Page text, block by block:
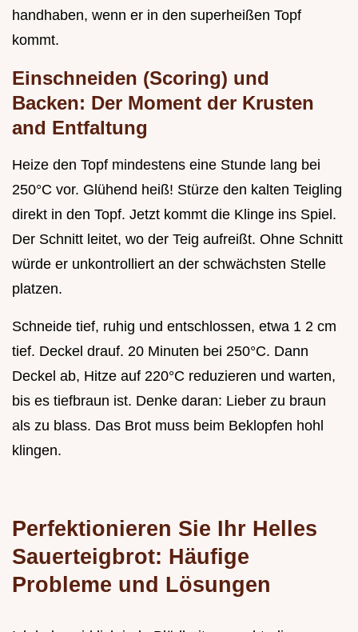
handhaben, wenn er in den superheißen Topf
kommt.
Einschneiden (Scoring) und
Backen: Der Moment der Krusten
and Entfaltung
Heize den Topf mindestens eine Stunde lang bei
250°C vor. Glühend heiß! Stürze den kalten Teigling
direkt in den Topf. Jetzt kommt die Klinge ins Spiel.
Der Schnitt leitet, wo der Teig aufreißt. Ohne Schnitt
würde er unkontrolliert an der schwächsten Stelle
platzen.
Schneide tief, ruhig und entschlossen, etwa 1 2 cm
tief. Deckel drauf. 20 Minuten bei 250°C. Dann
Deckel ab, Hitze auf 220°C reduzieren und warten,
bis es tiefbraun ist. Denke daran: Lieber zu braun
als zu blass. Das Brot muss beim Beklopfen hohl
klingen.
Perfektionieren Sie Ihr Helles
Sauerteigbrot: Häufige
Probleme und Lösungen